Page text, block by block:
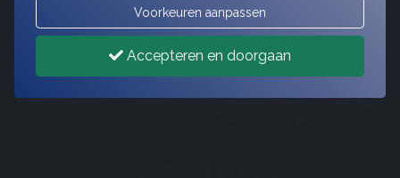
Voorkeuren aanpassen
Accepteren en doorgaan